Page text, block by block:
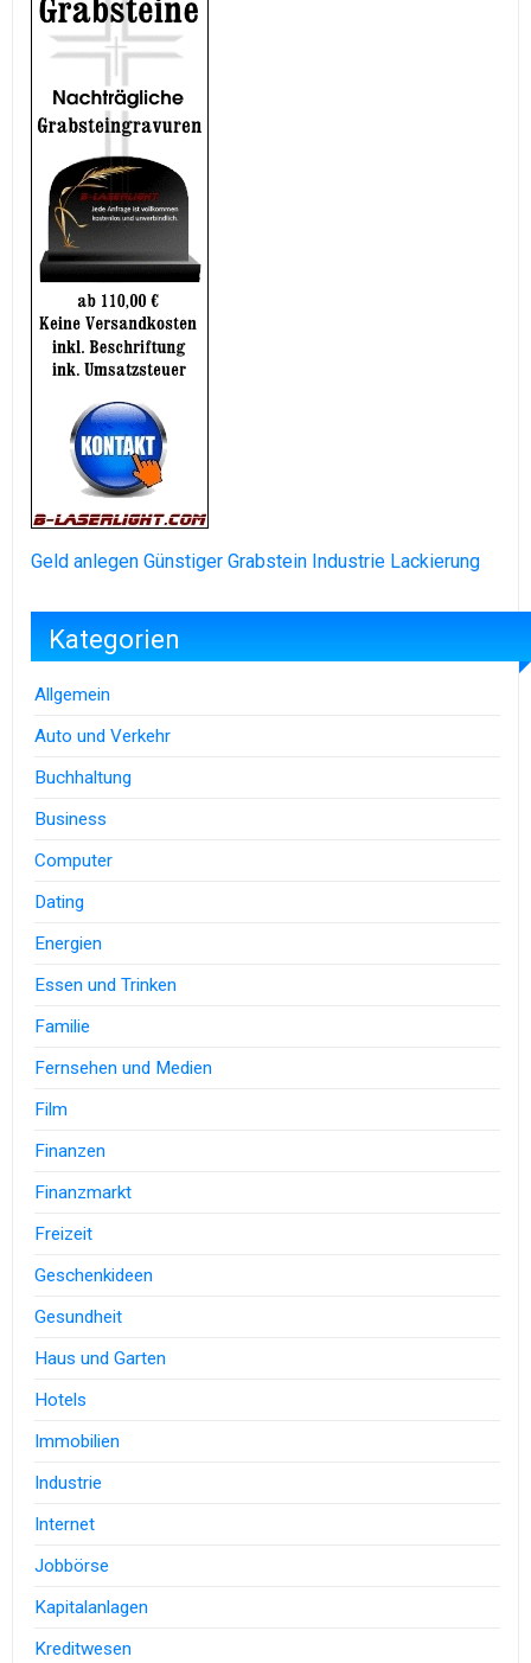
Geld anlegen Günstiger Grabstein Industrie Lackierung
Kategorien
Allgemein
Auto und Verkehr
Buchhaltung
Business
Computer
Dating
Energien
Essen und Trinken
Familie
Fernsehen und Medien
Film
Finanzen
Finanzmarkt
Freizeit
Geschenkideen
Gesundheit
Haus und Garten
Hotels
Immobilien
Industrie
Internet
Jobbörse
Kapitalanlagen
Kreditwesen